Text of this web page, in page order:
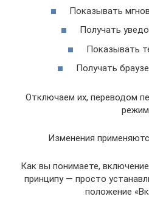
Показывать
Получать
Показывать
Получать
Отключаем их, переводом
Изменения
Как вы понимаете,
принципу — просто
положение